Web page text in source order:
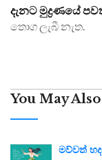
Information
තොග ලැබී නැත.
You May
මව්වත්